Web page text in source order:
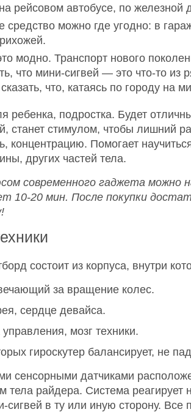
рейсовом автобусе, по железной
средство можно где угодно: в
модно. Транспорт нового
что мини-сигвей — это что-то
что, катаясь по городу на
ребенка, подростка. Будет
станет стимулом, чтобы лишний
концентрацию. Помогает
других частей тела.
современного гаджета можно
10-20 мин. После покупки
состоит из корпуса, внутри
за вращение колес.
сердце девайса.
мозг техники.
гироскутер балансирует, не
сенсорными датчиками
тела райдера. Система
сигвей в ту или иную сторону.